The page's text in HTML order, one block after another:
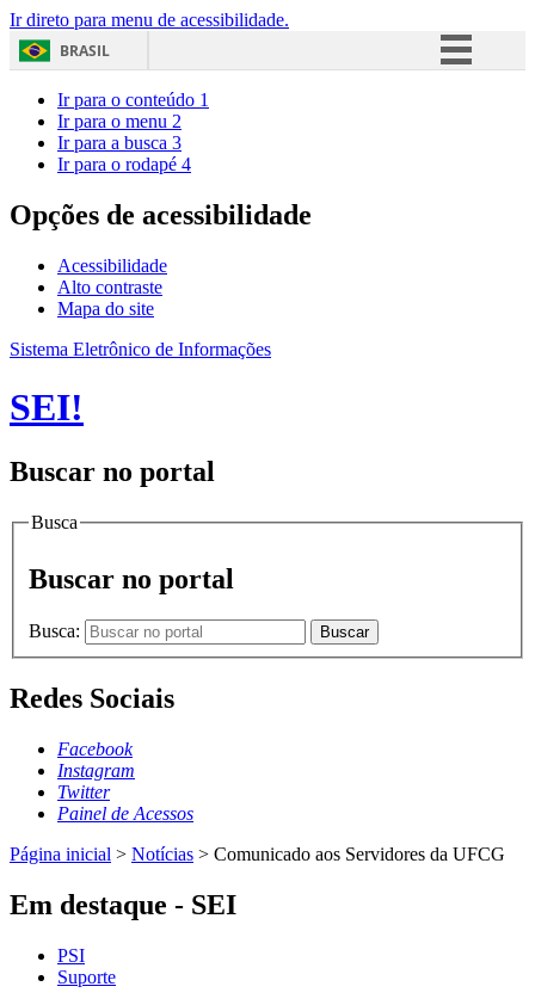
Ir direto para menu de acessibilidade.
BRASIL
Acesso à informação
Ir para o conteúdo 1
Ir para o menu 2
Ir para a busca 3
Ir para o rodapé 4
Opções de acessibilidade
Acessibilidade
Alto contraste
Mapa do site
Sistema Eletrônico de Informações
SEI!
Buscar no portal
Busca
Buscar no portal
Busca: Buscar
Redes Sociais
Facebook
Instagram
Twitter
Painel de Acessos
Página inicial > Notícias > Comunicado aos Servidores da UFCG
Em destaque - SEI
PSI
Suporte